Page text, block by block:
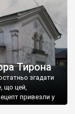
Тирона
згадати
що цей,
привезли у